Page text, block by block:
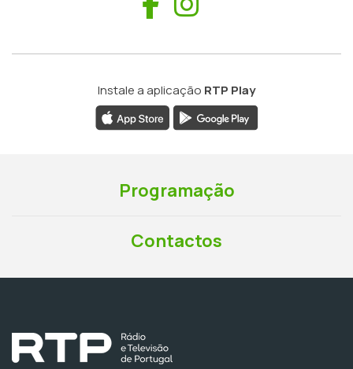
Instale a aplicação RTP Play
Programação
Contactos